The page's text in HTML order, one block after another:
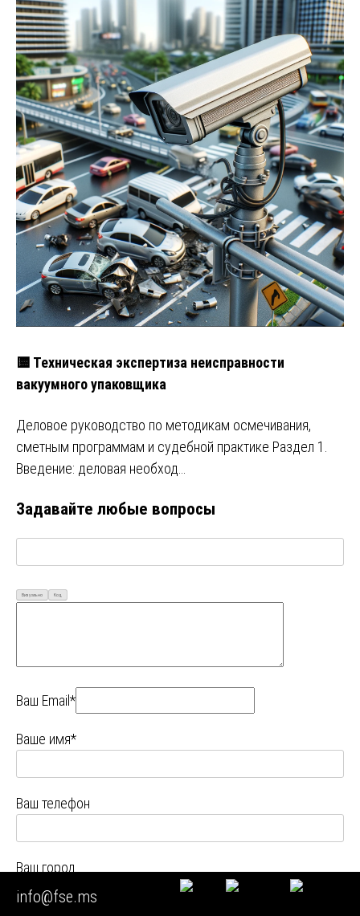
🟨 Техническая экспертиза неисправности
вакуумного упаковщика
Деловое руководство по методикам осмечивания,
сметным программам и судебной практике Раздел 1.
Введение: деловая необход…
Задавайте любые вопросы
Визуально Код
Ваш Email*
Ваше имя*
Ваш телефон
Ваш город
info@fse.ms